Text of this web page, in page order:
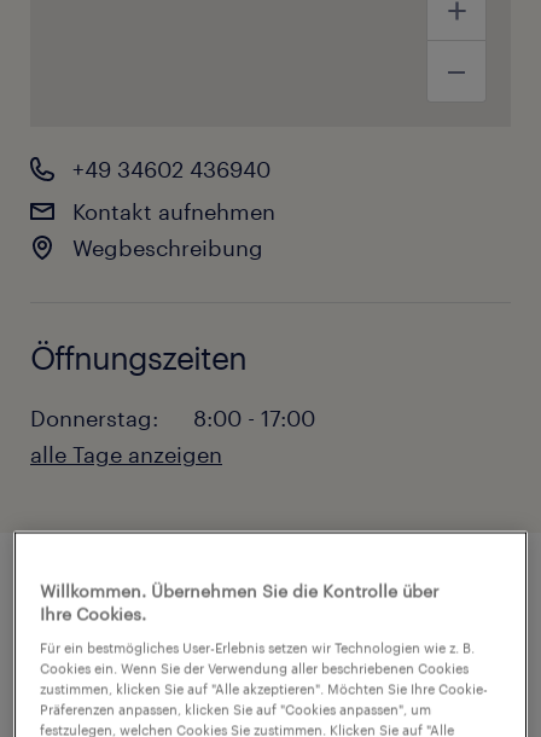
+49 34602 436940
Kontakt aufnehmen
Wegbeschreibung
Öffnungszeiten
Donnerstag:
8:00 - 17:00
alle Tage anzeigen
Dienstag:
8:00 - 17:00
Donnerstag:
8:00 - 17:00
Freitag:
8:00 - 17:00
Samstag:
GESCHLOSSEN
Sonntag:
GESCHLOSSEN
Jobs und
Personaldienstleistungen in
Landsberg-Gütz
Willkommen. Übernehmen Sie die Kontrolle über
Ihre Cookies.
Für ein bestmögliches User-Erlebnis setzen wir Technologien wie z. B.
Cookies ein. Wenn Sie der Verwendung aller beschriebenen Cookies
zustimmen, klicken Sie auf "Alle akzeptieren". Möchten Sie Ihre Cookie-
Präferenzen anpassen, klicken Sie auf "Cookies anpassen", um
festzulegen, welchen Cookies Sie zustimmen. Klicken Sie auf "Alle